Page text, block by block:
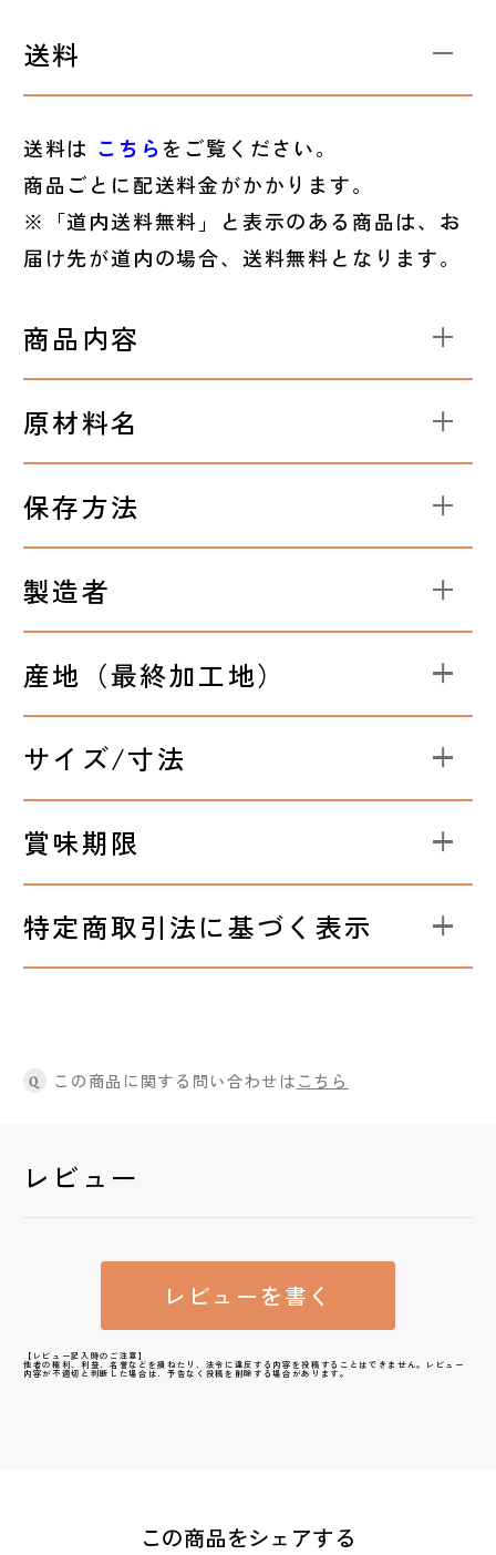
送料
送料は こちらをご覧ください。
商品ごとに配送料金がかかります。
※「道内送料無料」と表示のある商品は、お
届け先が道内の場合、送料無料となります。
商品内容
原材料名
保存方法
製造者
産地（最終加工地）
サイズ/寸法
賞味期限
特定商取引法に基づく表示
Q この商品に関する問い合わせはこちら
レビュー
レビューを書く
【レビュー記入時のご注意】
他者の権利、利益、名誉などを損ねたり、法令に違反する内容を投稿することはできません。レビュー
内容が不適切と判断した場合は、予告なく投稿を削除する場合があります。
この商品をシェアする